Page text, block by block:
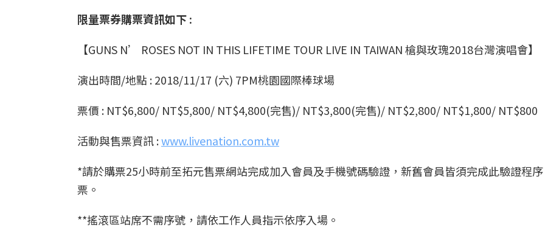
限量票券購票資訊如下:
【GUNS N’ ROSES NOT IN THIS LIFETIME TOUR LIVE IN TAIWAN 槍與玫瑰2018台灣演唱會】
演出時間/地點 : 2018/11/17 (六) 7PM桃園國際棒球場
票價 : NT$6,800/ NT$5,800/ NT$4,800(完售)/ NT$3,800(完售)/ NT$2,800/ NT$1,800/ NT$800
活動與售票資訊 :www.livenation.com.tw
*請於購票25小時前至拓元售票網站完成加入會員及手機號碼驗證，新舊會員皆須完成此驗證程
票。
**搖滾區站席不需序號，請依工作人員指示依序入場。